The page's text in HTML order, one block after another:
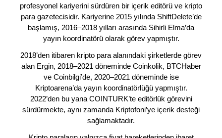
profesyonel kariyerini sürdüren bir içerik editörü ve kripto
para gazetecisidir. Kariyerine 2015 yılında ShiftDelete’de
başlamış, 2016–2018 yılları arasında Sihirli Elma’da
yayın koordinatörü olarak görev yapmıştır.
2018’den itibaren kripto para alanındaki şirketlerde görev
alan Ergin, 2018–2021 döneminde Coinkolik, BTCHaber
ve Coinbilgi’de, 2020–2021 döneminde ise
Kriptoarena’da yayın koordinatörlüğü yapmıştır.
2022’den bu yana COINTURK’te editörlük görevini
sürdürmekte, aynı zamanda Kriptofoni’ye içerik desteği
sağlamaktadır.